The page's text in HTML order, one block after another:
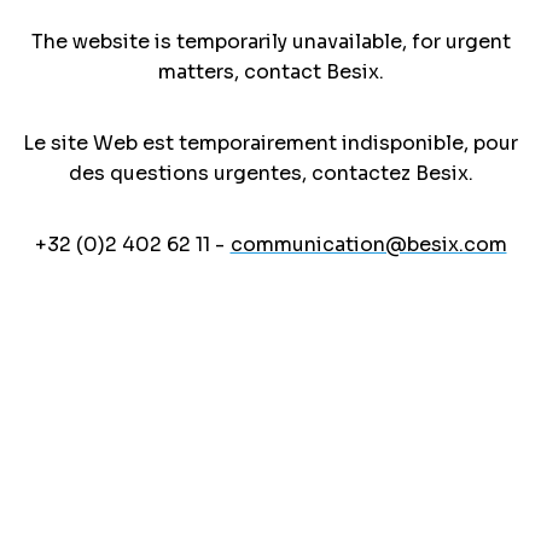
The website is temporarily unavailable, for urgent
matters, contact Besix.
Le site Web est temporairement indisponible, pour
des questions urgentes, contactez Besix.
+32 (0)2 402 62 11 - communication@besix.com